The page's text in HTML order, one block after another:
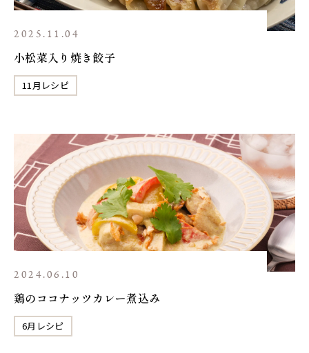
2025.11.04
小松菜入り焼き餃子
11月レシピ
2024.06.10
鶏のココナッツカレー煮込み
6月レシピ